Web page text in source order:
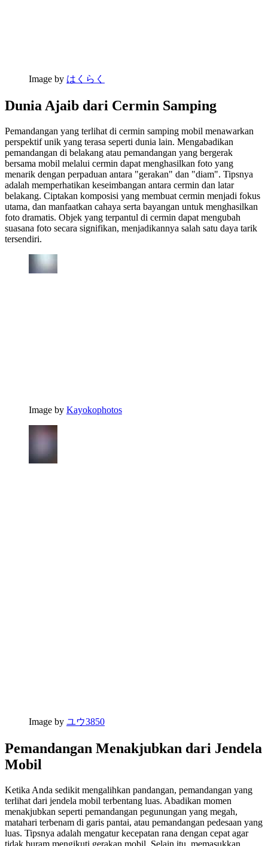
Image by はくらく
Dunia Ajaib dari Cermin Samping
Pemandangan yang terlihat di cermin samping mobil menawarkan
perspektif unik yang terasa seperti dunia lain. Mengabadikan
pemandangan di belakang atau pemandangan yang bergerak
bersama mobil melalui cermin dapat menghasilkan foto yang
menarik dengan perpaduan antara "gerakan" dan "diam". Tipsnya
adalah memperhatikan keseimbangan antara cermin dan latar
belakang. Ciptakan komposisi yang membuat cermin menjadi fokus
utama, dan manfaatkan cahaya serta bayangan untuk menghasilkan
foto dramatis. Objek yang terpantul di cermin dapat mengubah
suasana foto secara signifikan, menjadikannya salah satu daya tarik
tersendiri.
Image by Kayokophotos
Image by ユウ3850
Pemandangan Menakjubkan dari Jendela
Mobil
Ketika Anda sedikit mengalihkan pandangan, pemandangan yang
terlihat dari jendela mobil terbentang luas. Abadikan momen
menakjubkan seperti pemandangan pegunungan yang megah,
matahari terbenam di garis pantai, atau pemandangan pedesaan yang
luas. Tipsnya adalah mengatur kecepatan rana dengan cepat agar
tidak buram mengikuti gerakan mobil. Selain itu, memasukkan